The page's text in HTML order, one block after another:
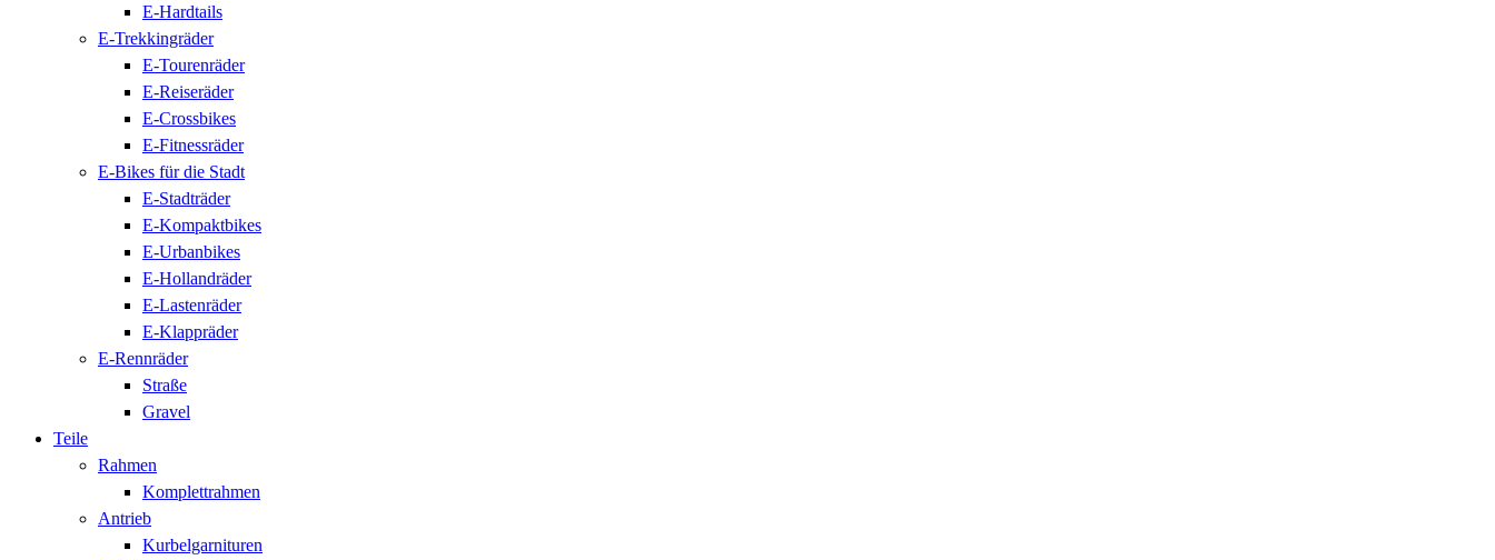
E-Hardtails
E-Trekkingräder
E-Tourenräder
E-Reiseräder
E-Crossbikes
E-Fitnessräder
E-Bikes für die Stadt
E-Stadträder
E-Kompaktbikes
E-Urbanbikes
E-Hollandräder
E-Lastenräder
E-Klappräder
E-Rennräder
Straße
Gravel
Teile
Rahmen
Komplettrahmen
Antrieb
Kurbelgarnituren